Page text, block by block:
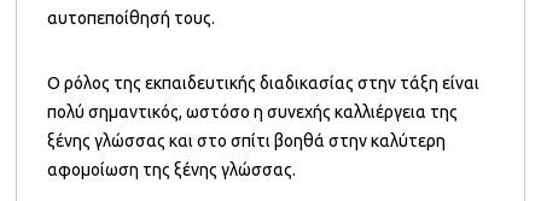
αυτοπεποίθησή τους.
Ο ρόλος της εκπαιδευτικής διαδικασίας στην τάξη είναι
πολύ σημαντικός, ωστόσο η συνεχής καλλιέργεια της
ξένης γλώσσας και στο σπίτι βοηθά στην καλύτερη
αφομοίωση της ξένης γλώσσας.